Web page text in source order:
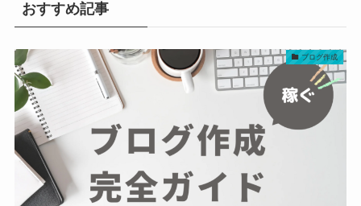
おすすめ記事
ブログ作成